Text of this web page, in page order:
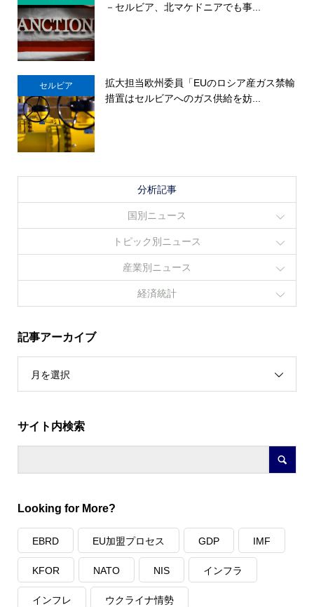
－セルビア、北マケドニアでも事...
セルビア
拡大担当欧州委員「EUのロシア産ガス禁輸
措置はセルビアへのガス供給を妨...
分析記事
国別ニュース
トピック別ニュース
産業別ニュース
経済統計
記事アーカイブ
月を選択
サイト内検索
Looking for More?
EBRD EU加盟プロセス GDP IMF
KFOR NATO NIS インフラ
インフレ ウクライナ情勢